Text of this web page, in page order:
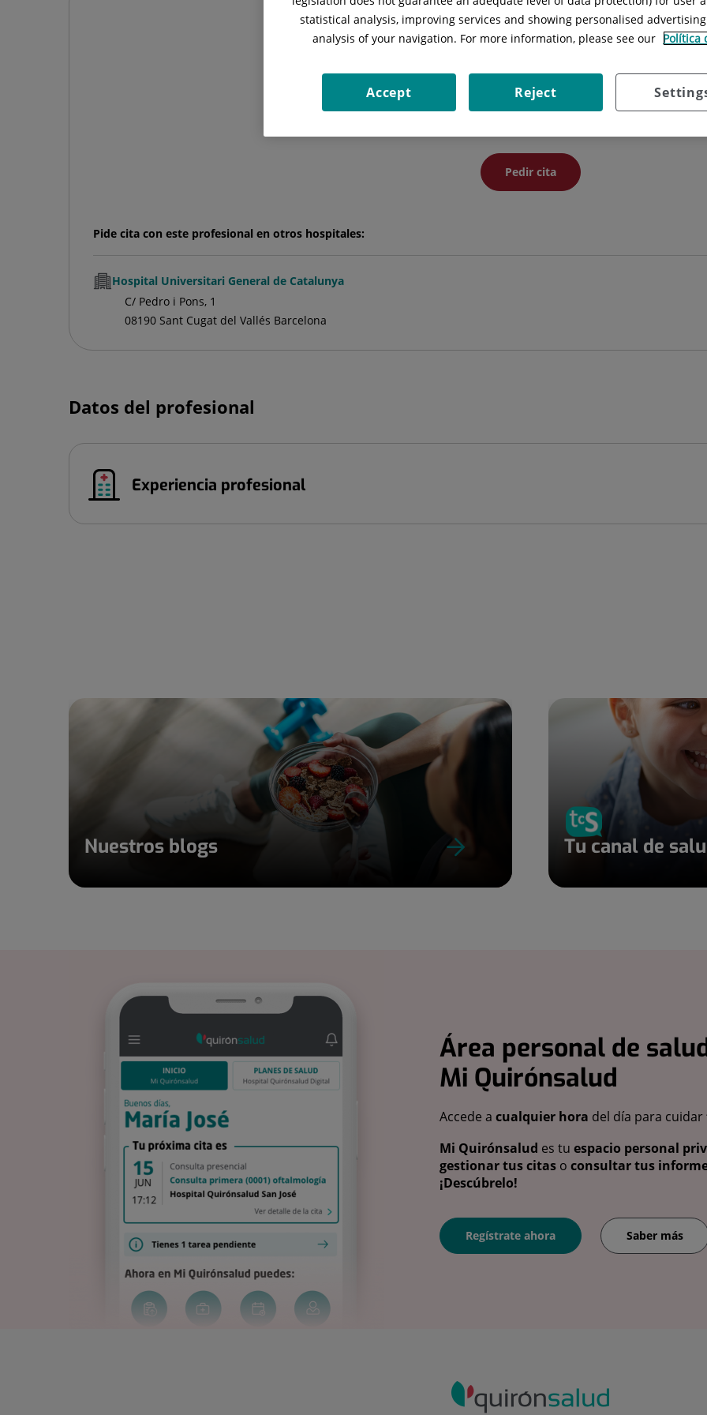
Olga Ludeña Hernández
HIGIENISTA DENTAL
Pedir cita
Pide cita con este profesional en otros hospitales:
Hospital Universitari General de Catalunya
C/ Pedro i Pons, 1
08190 Sant Cugat del Vallés Barcelona
Datos del profesional
Experiencia profesional
Nuestros blogs Tu canal de
Área personal de
Mi Quirónsalud
Accede a cualquier hora del día para cuidar
Mi Quirónsalud es tu espacio personal
gestionar tus citas o consultar tus
¡Descúbrelo!
Regístrate ahora Saber más
statistical analysis, improving services and showing personalised
analysis of your navigation. For more information, please see our Política
Reject
Accept